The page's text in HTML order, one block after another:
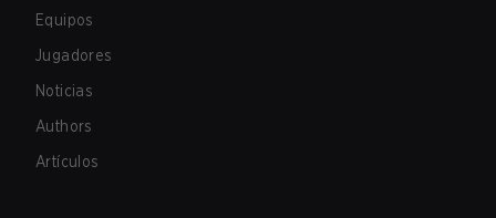
Equipos
Jugadores
Noticias
Authors
Artículos